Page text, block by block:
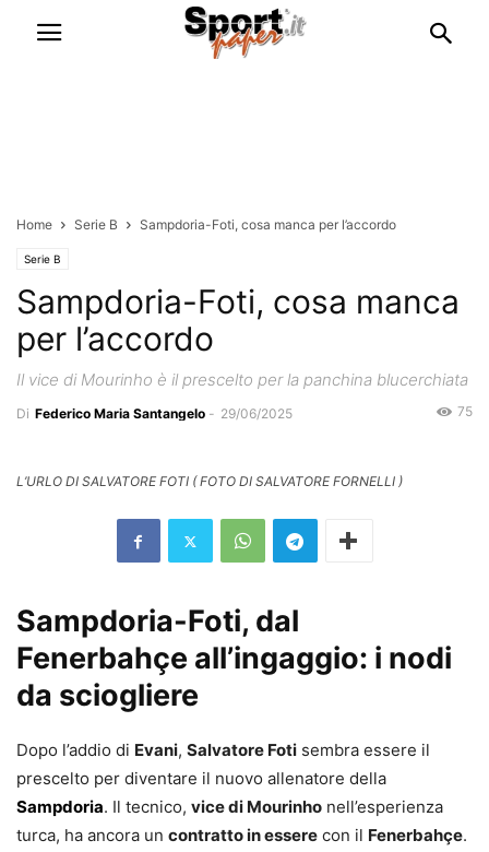
Home Serie B Sampdoria-Foti, cosa manca per l’accordo
Serie B
Sampdoria-Foti, cosa manca
per l’accordo
Il vice di Mourinho è il prescelto per la panchina blucerchiata
Di Federico Maria Santangelo - 29/06/2025 75
L’URLO DI SALVATORE FOTI ( FOTO DI SALVATORE FORNELLI )
Sampdoria-Foti, dal
Fenerbahçe all’ingaggio: i nodi
da sciogliere
Dopo l’addio di Evani, Salvatore Foti sembra essere il
prescelto per diventare il nuovo allenatore della
Sampdoria. Il tecnico, vice di Mourinho nell’esperienza
turca, ha ancora un contratto in essere con il Fenerbahçe.